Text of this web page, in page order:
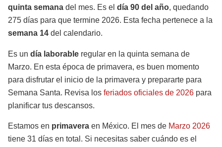
quinta semana del mes. Es el día 90 del año, quedando
275 días para que termine 2026. Esta fecha pertenece a la
semana 14 del calendario.
Es un día laborable regular en la quinta semana de
Marzo. En esta época de primavera, es buen momento
para disfrutar el inicio de la primavera y prepararte para
Semana Santa. Revisa los feriados oficiales de 2026 para
planificar tus descansos.
Estamos en primavera en México. El mes de Marzo 2026
tiene 31 días en total. Si necesitas saber cuándo es el